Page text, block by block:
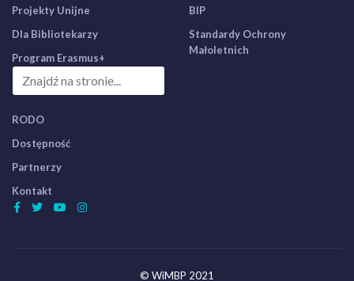
Projekty Unijne
Dla Bibliotekarzy
Program Erasmus+
BIP
Standardy Ochrony
Małoletnich
RODO
Dostępność
Partnerzy
Kontakt
© WiMBP 2021